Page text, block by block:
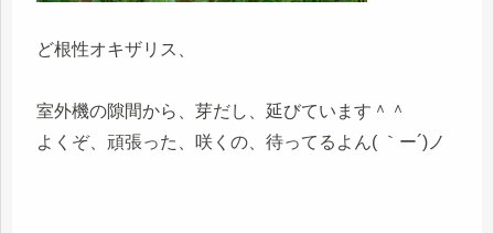
ど根性オキザリス、
室外機の隙間から、芽だし、延びています＾＾
よくぞ、頑張った、咲くの、待ってるよん( ｀ー´)ノ